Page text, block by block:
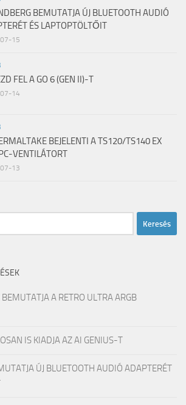
BEMUTATJA ÚJ BLUETOOTH AUDIÓ
ÉS LAPTOPTÖLTŐIT
15
FEL A GO 6 (GEN II)-T
14
BEJELENTI A TS120/TS140 EX
VENTILÁTORT
13
A RETRO ULTRA ARGB
IS KIADJA AZ AI GENIUS-T
ÚJ BLUETOOTH AUDIÓ ADAPTERÉT